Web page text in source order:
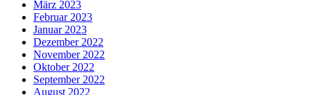
März 2023
Februar 2023
Januar 2023
Dezember 2022
November 2022
Oktober 2022
September 2022
August 2022